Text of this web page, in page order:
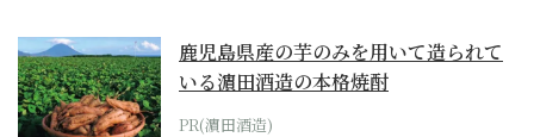
鹿児島県産の芋のみを用いて造られて
いる濵田酒造の本格焼酎
PR(濵田酒造)